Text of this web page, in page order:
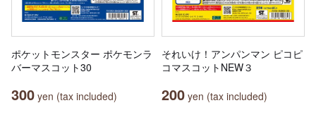
ポケットモンスター ポケモンラ
バーマスコット30
300 yen (tax included)
それいけ！アンパンマン ピコピ
コマスコットNEW３
200 yen (tax included)